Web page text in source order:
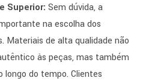
Superior: Sem dúvida, a
na escolha dos
Materiais de alta qualidade não
às peças, mas também
longo do tempo. Clientes